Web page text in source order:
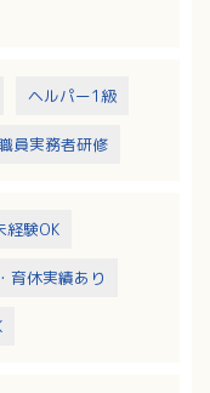
ヘルパー1級
員実務者研修
経験OK
育休実績あり